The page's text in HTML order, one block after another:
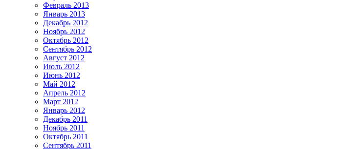
Февраль 2013
Январь 2013
Декабрь 2012
Ноябрь 2012
Октябрь 2012
Сентябрь 2012
Август 2012
Июль 2012
Июнь 2012
Май 2012
Апрель 2012
Март 2012
Январь 2012
Декабрь 2011
Ноябрь 2011
Октябрь 2011
Сентябрь 2011